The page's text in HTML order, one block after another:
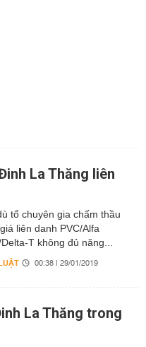
La Thăng liên
tổ chuyên gia chấm thầu
liên danh PVC/Alfa
T không đủ năng...
00:38 | 29/01/2019
La Thăng trong